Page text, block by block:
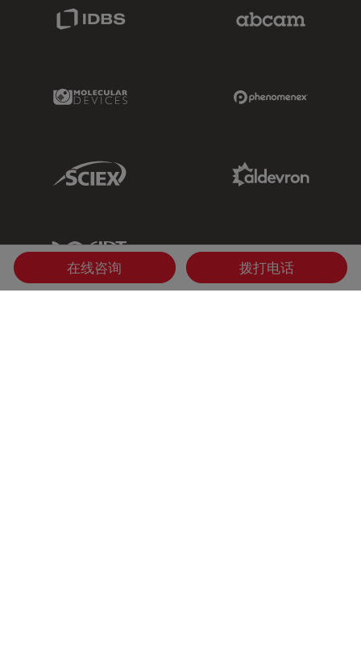
Molecular Devices Link
Sciex Link
IDT Link
在线咨询 拨打电话